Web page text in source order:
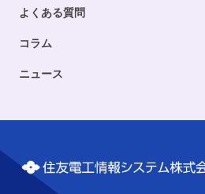
よくある質問
コラム
ニュース